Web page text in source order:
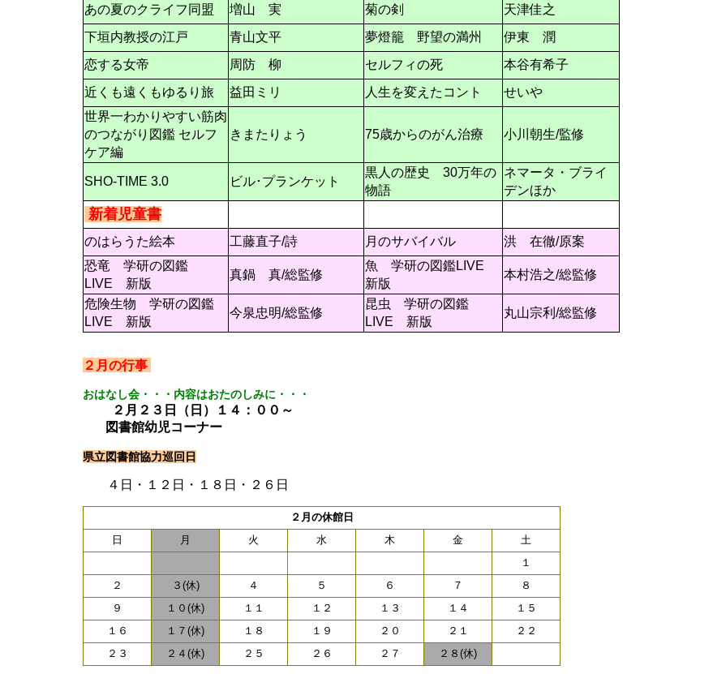
あの夏のクライフ同盟
増山 実 菊の剣
天津佳之
下垣内教授の江戸
青山文平 夢燈籠 野望の満州
伊東 潤
恋する女帝
周防 柳 セルフィの死
本谷有希子
近くも遠くもゆるり旅
益田ミリ 人生を変えたコント
せいや
世界一わかりやすい筋肉
のつながり図鑑 セルフ
ケア編
きまたりょう 75歳からのがん治療 小川朝生/監修
SHO-TIME 3.0 ビル･プランケット
黒人の歴史 30万年の
物語
ネマータ・ブライ
デンほか
新着児童書
のはらうた絵本 工藤直子/詩 月のサバイバル
洪 在徹/原案
恐竜 学研の図鑑
LIVE 新版
真鍋 真/総監修
魚 学研の図鑑LIVE
新版
本村浩之/総監修
危険生物 学研の図鑑
LIVE 新版
今泉忠明/総監修
昆虫 学研の図鑑
LIVE 新版
丸山宗利/総監修
２月の行事
おはなし会・・・内容はおたのしみに・・・
２月２３日（日）１４：００～
図書館幼児コーナー
県立図書館協力巡回日
４日・１２日・１８日・２６日
２月の休館日
日
月 火 水 木 金
土
１
２
３(休) ４ ５ ６ ７
８
９
１０(休) １１ １２ １３ １４
１５
１６
１７(休) １８ １９ ２０ ２１
２２
２３
２４(休) ２５ ２６ ２７ ２８(休)